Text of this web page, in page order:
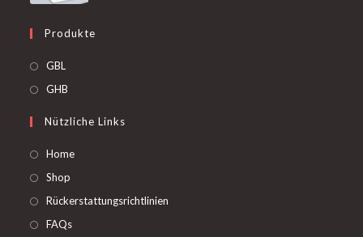
Produkte
GBL
in
neuen
GHB
einer
neuen
Nützliche Links
Home
Shop
Rückerstattungsrichtlinien
FAQs